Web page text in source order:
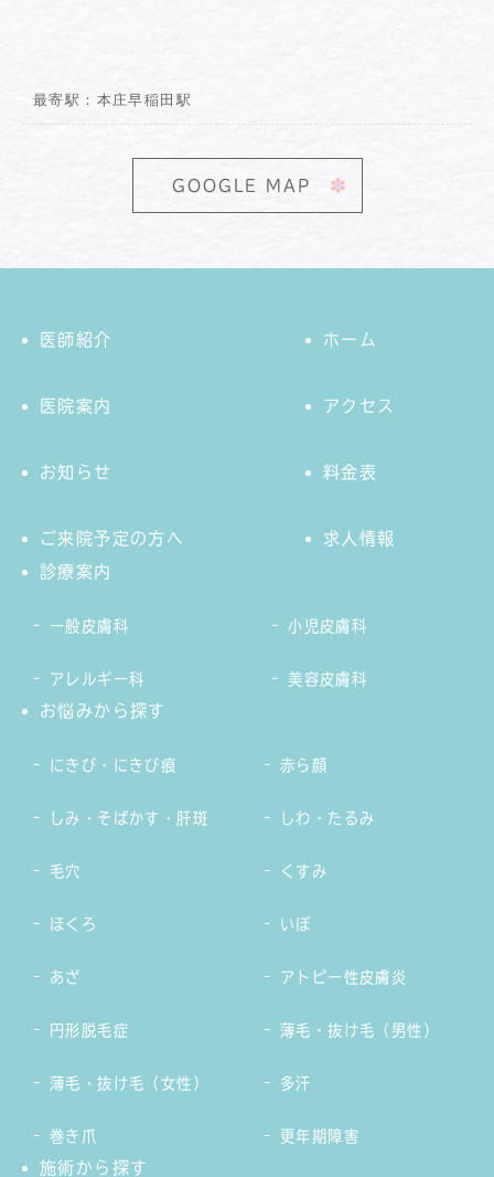
最寄駅：本庄早稲田駅
GOOGLE MAP
医師紹介 ホーム
医院案内 アクセス
お知らせ 料金表
ご来院予定の方へ
求人情報
診療案内
一般皮膚科 小児皮膚科
アレルギー科 美容皮膚科
お悩みから探す
にきび・にきび痕 赤ら顔
しみ・そばかす・肝斑 しわ・たるみ
毛穴 くすみ
ほくろ いぼ
あざ アトピー性皮膚炎
円形脱毛症 薄毛・抜け毛（男性）
薄毛・抜け毛（女性） 多汗
巻き爪 更年期障害
施術から探す